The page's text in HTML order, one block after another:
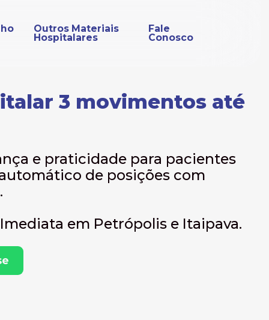
Outros Materiais
Hospitalares
Fale
Conosco
3 movimentos até
e praticidade para pacientes
de posições com
em Petrópolis e Itaipava.